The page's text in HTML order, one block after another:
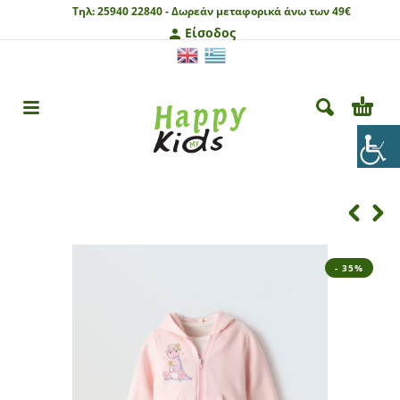
Τηλ:25940 22840 -Δωρεάν μεταφορικά άνω των 49€
Είσοδος
- 35%